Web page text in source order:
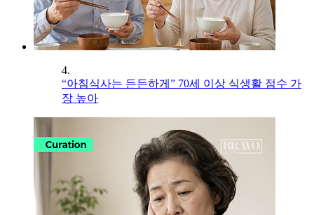
4.
“아침식사는 든든하게” 70세 이상 식생활 점수 가
장 높아